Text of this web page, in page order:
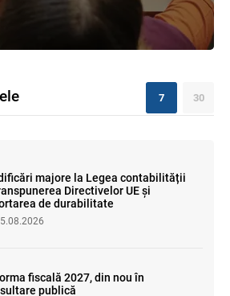
7 30
majore la Legea contabilității
Directivelor UE și
de durabilitate
fiscală 2027, din nou în
publică